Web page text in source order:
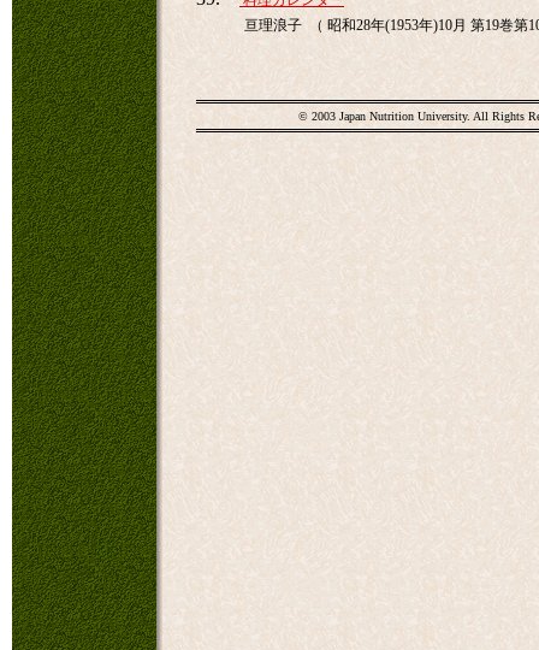
亘理浪子 （ 昭和28年(1953年)10月 第19巻第
© 2003 Japan Nutrition University. All Rights